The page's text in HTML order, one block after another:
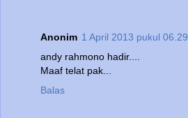
Anonim 1 April 2013 pukul 06.29
andy rahmono hadir....
Maaf telat pak...
Balas